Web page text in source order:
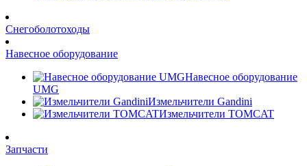
Снегоболотоходы
Навесное оборудование
Навесное оборудование
UMG
Измельчители Gandini
Измельчители TOMCAT
Запчасти